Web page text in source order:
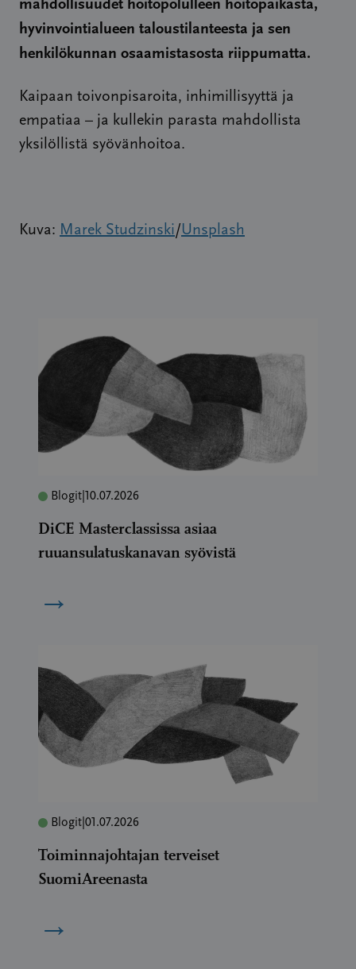
hyvinvointialueen taloustilanteesta ja sen
henkilökunnan osaamistasosta riippumatta.
Kaipaan toivonpisaroita, inhimillisyyttä ja
empatiaa – ja kullekin parasta mahdollista
yksilöllistä syövänhoitoa.
Kuva: Marek Studzinski /Unsplash
Blogit 10.07.2026
DiCE Masterclassissa asiaa
ruuansulatuskanavan syövistä
→
Blogit 01.07.2026
Toiminnajohtajan terveiset
SuomiAreenasta
→